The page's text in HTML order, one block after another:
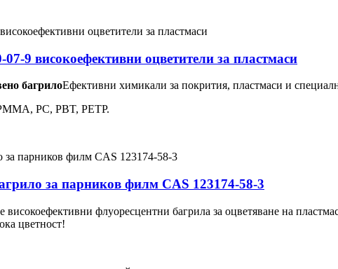
9 високоефективни оцветители за пластмаси
багрилоЕфективни химикали за покрития, пластмаси и
PC, PBT, PETP.
за парников филм CAS 123174-58-3
е високоефективни флуоресцентни багрила за оцветяване на
цветност!